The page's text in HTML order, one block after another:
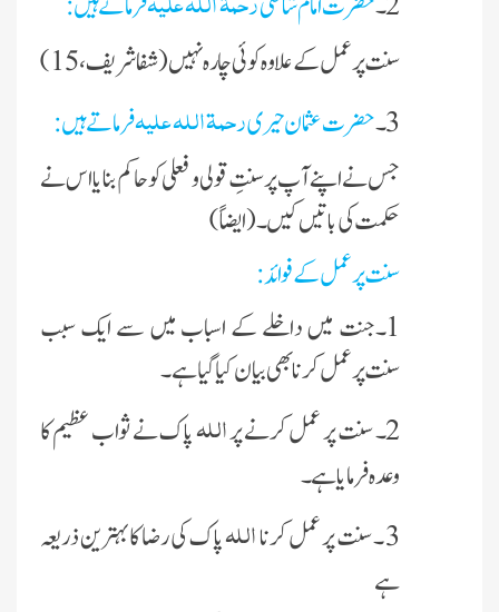
سنت پر عمل کے علاوہ کوئی چارہ نہیں (شفا شریف ،15)
3۔ حضرت عثمان حیریرحمۃ اللہ علیہفرماتے ہیں :
جس نے اپنے آپ پر سنتِ قولی و فعلی کو حاکم بنایا اس نے
حکمت کی باتیں کیں ۔ (ایضا ً)
سنت پر عمل کے فوائد :
1۔جنت میں داخلے کے اسباب میں سے ایک سبب
سنت پر عمل کرنا بھی بیان کیا گیا ہے ۔
2۔ سنت پر عمل کرنے پر
اللہپاک نے ثواب عظیم کا
وعدہ فرمایا ہے ۔
3 ۔ سنت پر عمل کرنا
اللہپاک کی رضا کا بہترین ذریعہ
ہے